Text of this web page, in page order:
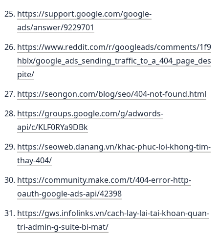
https://support.google.com/google-
ads/answer/9229701
https://www.reddit.com/r/googleads/comments/1f9
hblx/google_ads_sending_traffic_to_a_404_page_des
pite/
https://seongon.com/blog/seo/404-not-found.html
https://groups.google.com/g/adwords-
api/c/KLF0RYa9DBk
https://seoweb.danang.vn/khac-phuc-loi-khong-tim-
thay-404/
https://community.make.com/t/404-error-http-
oauth-google-ads-api/42398
https://gws.infolinks.vn/cach-lay-lai-tai-khoan-quan-
tri-admin-g-suite-bi-mat/